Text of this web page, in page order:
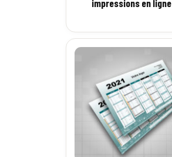
impressions en ligne